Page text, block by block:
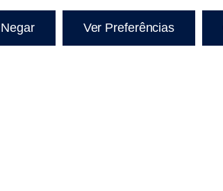
Negar Ver Preferências